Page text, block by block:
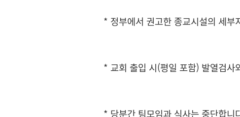
* 정부에서 권고한 종교시설의 세부
* 교회 출입 시(평일 포함) 발열검사
* 당분간 팀모임과 식사는 중단합